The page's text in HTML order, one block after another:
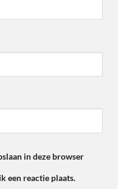
in deze browser
een reactie plaats.